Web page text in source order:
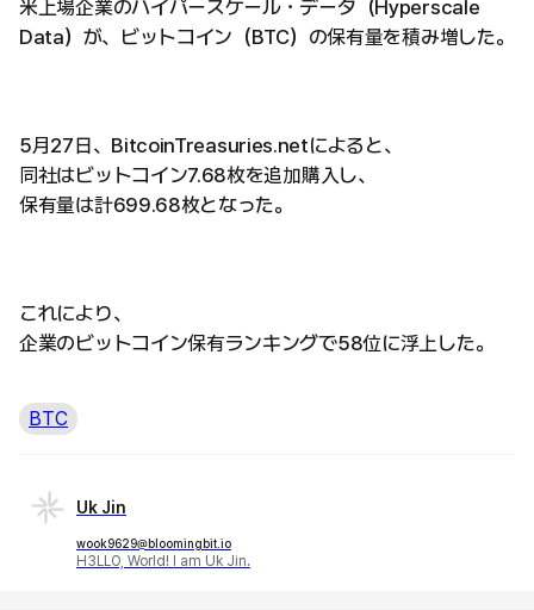
米上場企業のハイパースケール・データ（Hyperscale
Data）が、ビットコイン（BTC）の保有量を積み増した。
5月27日、BitcoinTreasuries.netによると、
同社はビットコイン7.68枚を追加購入し、
保有量は計699.68枚となった。
これにより、
企業のビットコイン保有ランキングで58位に浮上した。
BTC
Uk Jin
wook9629@bloomingbit.io
H3LLO, World! I am Uk Jin.